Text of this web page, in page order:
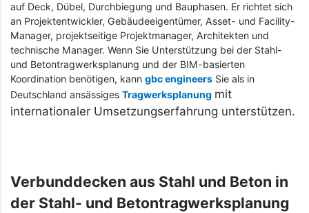
auf Deck, Dübel, Durchbiegung und Bauphasen. Er richtet sich
an Projektentwickler, Gebäudeeigentümer, Asset- und Facility-
Manager, projektseitige Projektmanager, Architekten und
technische Manager. Wenn Sie Unterstützung bei der Stahl-
und Betontragwerksplanung und der BIM-basierten
Koordination benötigen, kann gbc engineers Sie als in
Deutschland ansässiges Tragwerksplanung mit
internationaler Umsetzungserfahrung unterstützen.
Verbunddecken aus Stahl und Beton in
der Stahl- und Betontragwerksplanung